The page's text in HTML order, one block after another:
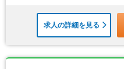
求人の詳細を見る